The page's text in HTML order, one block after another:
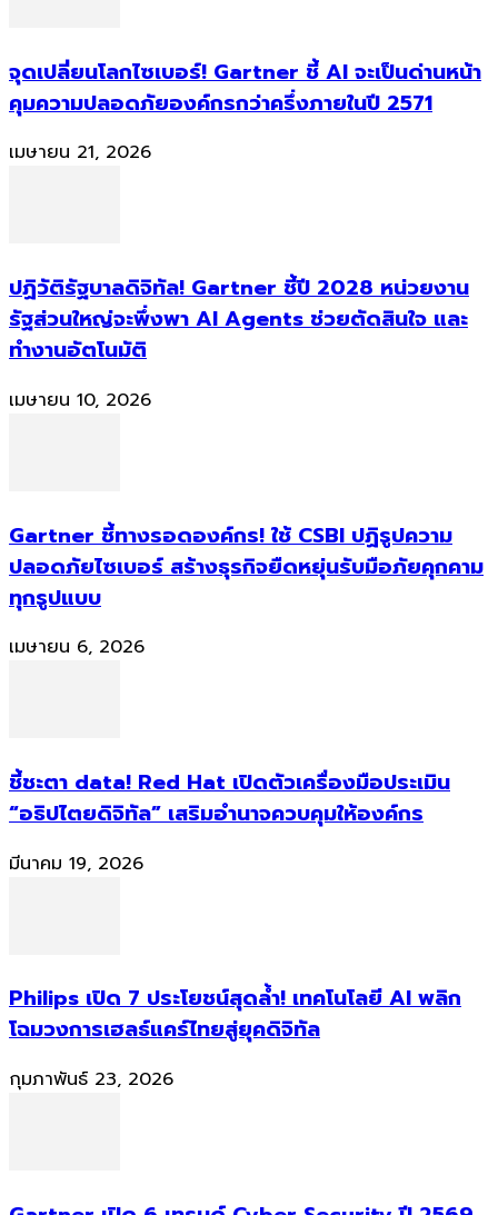
จุดเปลี่ยนโลกไซเบอร์! Gartner ชี้ AI จะเป็นด่านหน้า
คุมความปลอดภัยองค์กรกว่าครึ่งภายในปี 2571
เมษายน 21, 2026
ปฏิวัติรัฐบาลดิจิทัล! Gartner ชี้ปี 2028 หน่วยงาน
รัฐส่วนใหญ่จะพึ่งพา AI Agents ช่วยตัดสินใจ และ
ทำงานอัตโนมัติ
เมษายน 10, 2026
Gartner ชี้ทางรอดองค์กร! ใช้ CSBI ปฏิรูปความ
ปลอดภัยไซเบอร์ สร้างธุรกิจยืดหยุ่นรับมือภัยคุกคาม
ทุกรูปแบบ
เมษายน 6, 2026
ชี้ชะตา data! Red Hat เปิดตัวเครื่องมือประเมิน
“อธิปไตยดิจิทัล” เสริมอำนาจควบคุมให้องค์กร
มีนาคม 19, 2026
Philips เปิด 7 ประโยชน์สุดล้ำ! เทคโนโลยี AI พลิก
โฉมวงการเฮลธ์แคร์ไทยสู่ยุคดิจิทัล
กุมภาพันธ์ 23, 2026